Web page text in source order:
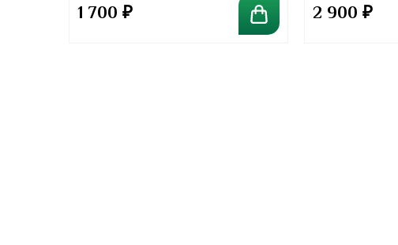
1 700 ₽ 2 900 ₽